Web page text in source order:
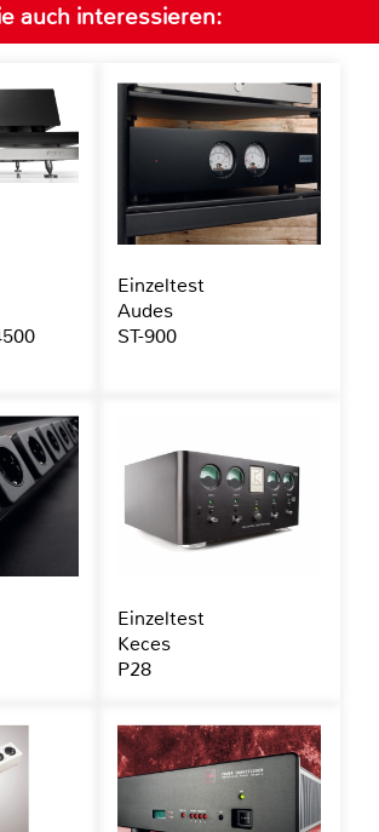
auch interessieren:
Einzeltest
Audes
ST-900
Einzeltest
Keces
P28